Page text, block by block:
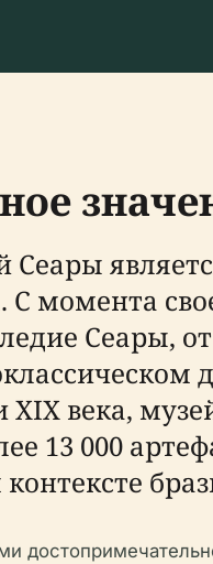
момента
Сеары,
века,
13 000